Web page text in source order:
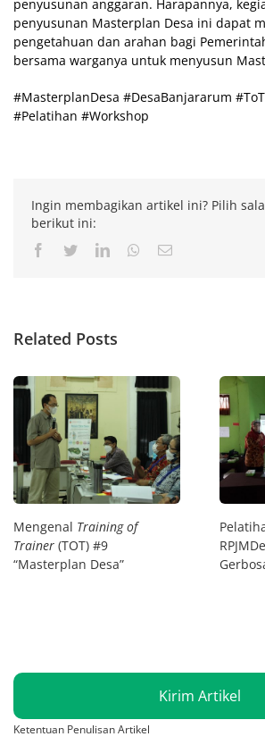
penyusunan anggaran. Harapannya,
penyusunan Masterplan Desa ini dapat
pengetahuan dan arahan bagi
bersama warganya untuk menyusun
#MasterplanDesa #DesaBanjararum
#Pelatihan #Workshop
Ingin membagikan artikel ini? Pilih
berikut ini:
Facebook
TwitterLinkedInWhatsapp
Email
Related Posts
Mengenal Training of
Trainer (TOT) #9
“Masterplan Desa”
Kirim Artikel
Ketentuan Penulisan Artikel